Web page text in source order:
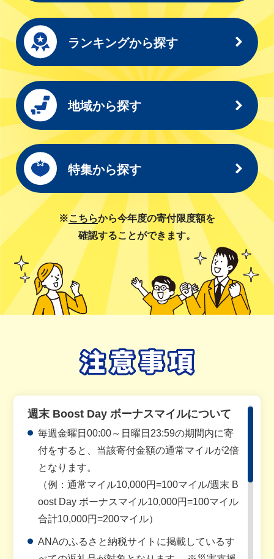
ランキングから探す
地域から探す
特集から探す
※こちらから今年度の寄付限度額を
確認することができます。
週末 Boost Day ボーナスマイルについて
毎週金曜日00:00～日曜日23:59の期間内に寄
付をすると、当該寄付金額の通常マイルが2倍
となります。
（例：通常マイル10,000円=100マイル/週末 B
oost Day ボーナスマイル10,000円=100マイル
合計10,000円=200マイル）
ANAのふるさと納税サイトに掲載しているす